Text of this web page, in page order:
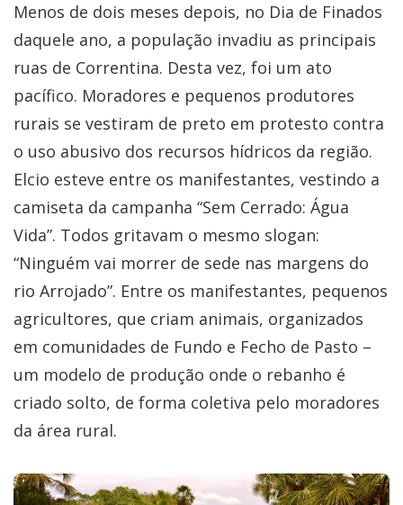
Menos de dois meses depois, no Dia de Finados
daquele ano, a população invadiu as principais
ruas de Correntina. Desta vez, foi um ato
pacífico. Moradores e pequenos produtores
rurais se vestiram de preto em protesto contra
o uso abusivo dos recursos hídricos da região.
Elcio esteve entre os manifestantes, vestindo a
camiseta da campanha “Sem Cerrado: Água
Vida”. Todos gritavam o mesmo slogan:
“Ninguém vai morrer de sede nas margens do
rio Arrojado”. Entre os manifestantes, pequenos
agricultores, que criam animais, organizados
em comunidades de Fundo e Fecho de Pasto –
um modelo de produção onde o rebanho é
criado solto, de forma coletiva pelo moradores
da área rural.